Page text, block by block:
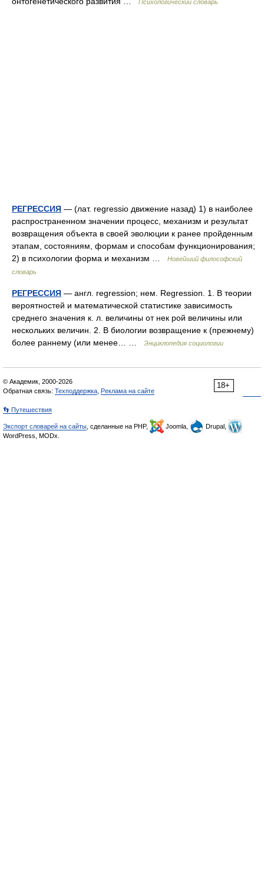
Психологический словарь
РЕГРЕССИЯ — (лат. regressio движение назад) 1) в наиболее
распространенном значении процесс, механизм и результат
возвращения объекта в своей эволюции к ранее пройденным
этапам, состояниям, формам и способам функционирования;
2) в психологии форма и механизм …
Новейший философский
словарь
РЕГРЕССИЯ — англ. regression; нем. Regression. 1. В теории
вероятностей и математической статистике зависимость
среднего значения к. л. величины от нек рой величины или
нескольких величин. 2. В биологии возвращение к (прежнему)
более раннему (или менее… …
Энциклопедия социологии
18+
© Академик, 2000-2026
Обратная связь: Техподдержка Реклама на сайте
👣 Путешествия
Экспорт словарей на сайты , сделанные на PHP, Joomla,
Drupal,
WordPress, MODx.